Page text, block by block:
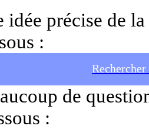
idée précise de
:
de
: